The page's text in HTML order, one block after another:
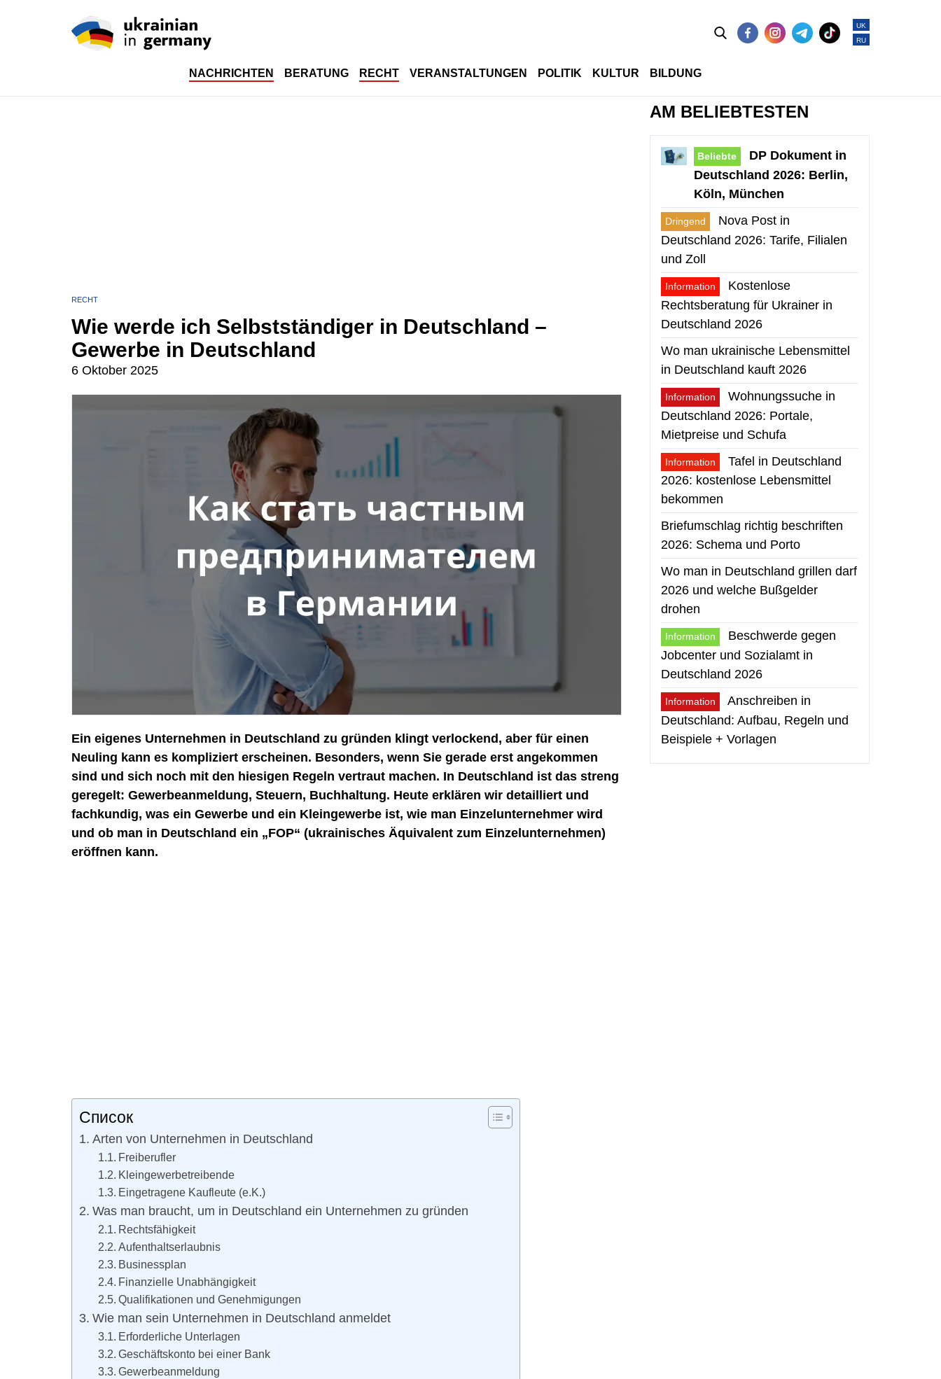
NACHRICHTEN BERATUNG RECHT VERANSTALTUNGEN POLITIK KULTUR BILDUNG
UK
RU
RECHT
Wie werde ich Selbstständiger in Deutschland –
Gewerbe in Deutschland
6 Oktober 2025
Ein eigenes Unternehmen in Deutschland zu gründen klingt verlockend, aber für einen
Neuling kann es kompliziert erscheinen. Besonders, wenn Sie gerade erst angekommen
sind und sich noch mit den hiesigen Regeln vertraut machen. In Deutschland ist das streng
geregelt: Gewerbeanmeldung, Steuern, Buchhaltung. Heute erklären wir detailliert und
fachkundig, was ein Gewerbe und ein Kleingewerbe ist, wie man Einzelunternehmer wird
und ob man in Deutschland ein „FOP“ (ukrainisches Äquivalent zum Einzelunternehmen)
eröffnen kann.
Список
Arten von Unternehmen in Deutschland
Freiberufler
Kleingewerbetreibende
Eingetragene Kaufleute (e.K.)
Was man braucht, um in Deutschland ein Unternehmen zu gründen
Rechtsfähigkeit
Aufenthaltserlaubnis
Businessplan
Finanzielle Unabhängigkeit
Qualifikationen und Genehmigungen
Wie man sein Unternehmen in Deutschland anmeldet
Erforderliche Unterlagen
Geschäftskonto bei einer Bank
Gewerbeanmeldung
AM BELIEBTESTEN
Beliebte
DP Dokument in
Deutschland 2026: Berlin,
Köln, München
Dringend
Nova Post in
Deutschland 2026: Tarife, Filialen
und Zoll
Information
Kostenlose
Rechtsberatung für Ukrainer in
Deutschland 2026
Wo man ukrainische Lebensmittel
in Deutschland kauft 2026
Information
Wohnungssuche in
Deutschland 2026: Portale,
Mietpreise und Schufa
Information
Tafel in Deutschland
2026: kostenlose Lebensmittel
bekommen
Briefumschlag richtig beschriften
2026: Schema und Porto
Wo man in Deutschland grillen darf
2026 und welche Bußgelder
drohen
Information
Beschwerde gegen
Jobcenter und Sozialamt in
Deutschland 2026
Information
Anschreiben in
Deutschland: Aufbau, Regeln und
Beispiele + Vorlagen